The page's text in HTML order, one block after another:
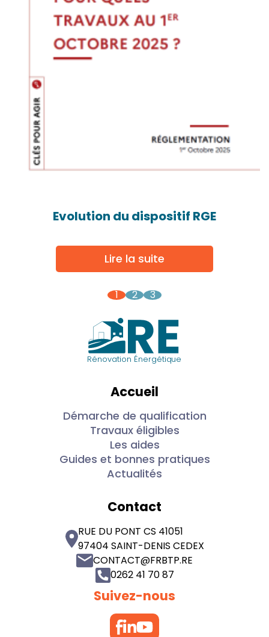
Evolution du dispositif RGE
Lire la suite
1 2 3
Rénovation Énergétique
Accueil
Démarche de qualification
Travaux éligibles
Les aides
Guides et bonnes pratiques
Actualités
Contact
RUE DU PONT CS 41051
97404 SAINT-DENIS CEDEX
CONTACT@FRBTP.RE
0262 41 70 87
Suivez-nous